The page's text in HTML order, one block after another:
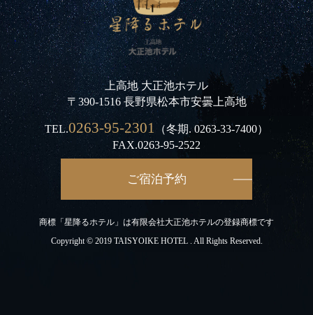
上高地 大正池ホテル
〒390-1516 長野県松本市安曇上高地
TEL.0263-95-2301 （冬期.0263-33-7400）
FAX.0263-95-2522
ご宿泊予約
商標「星降るホテル」は有限会社大正池ホテルの登録商標です
Copyright © 2019 TAISYOIKE HOTEL . All Rights Reserved.